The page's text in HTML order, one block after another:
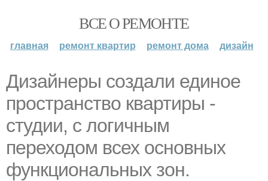
ВСЕ О РЕМОНТЕ
главная ремонт квартир ремонт дома дизайн
Дизайнеры создали единое
пространство квартиры -
студии, с логичным
переходом всех основных
функциональных зон.